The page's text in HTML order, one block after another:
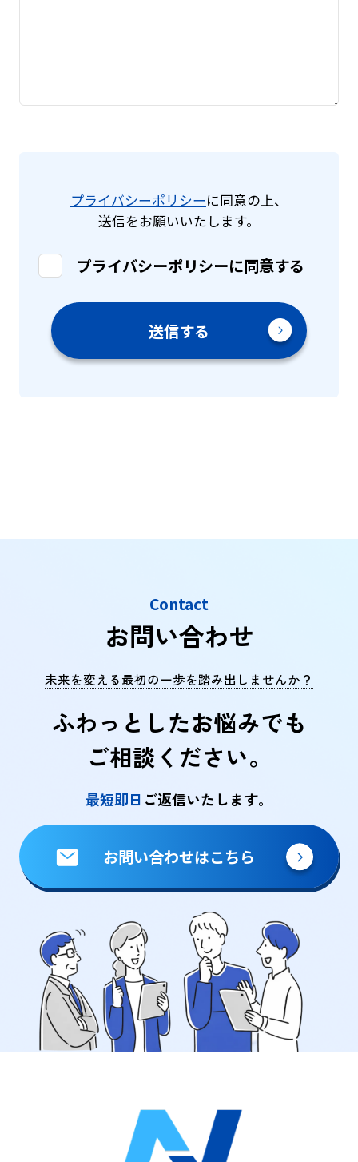
プライバシーポリシーに同意の上、
送信をお願いいたします。
プライバシーポリシーに同意する
Contact
お問い合わせ
未来を変える最初の一歩を踏み出しませんか？
ふわっとしたお悩みでも
ご相談ください。
最短即日 ご返信いたします。
お問い合わせはこちら